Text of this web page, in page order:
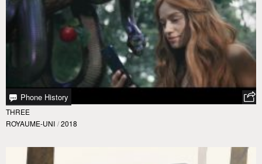
Phone History
THREE
ROYAUME-UNI / 2018